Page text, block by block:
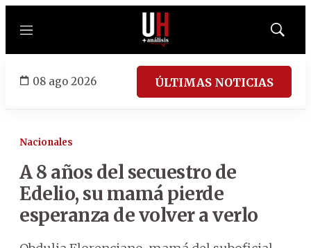
Menú
Mostrar
08 ago 2026 ÚLTIMAS NOTICIAS
Nacionales
A 8 años del secuestro de
Edelio, su mamá pierde
esperanza de volver a verlo